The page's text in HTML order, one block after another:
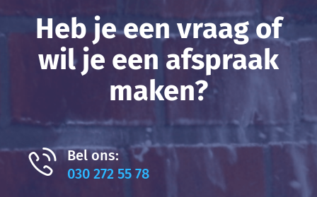
Heb je een vraag of
wil je een afspraak
maken?
Bel ons:
030 272 55 78